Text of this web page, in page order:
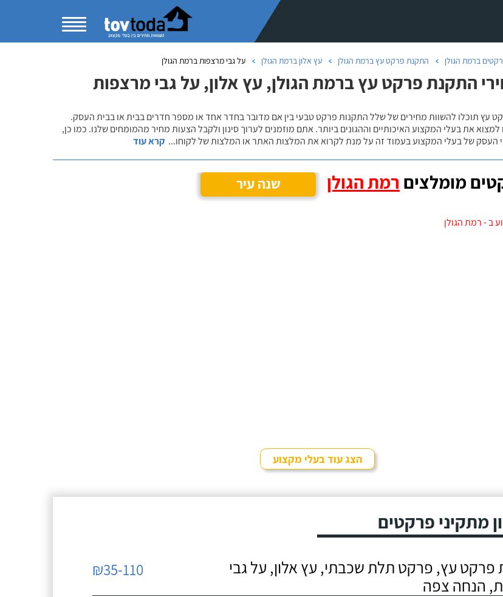
ברמת הגולן התקנת פרקט עץ ברמת הגולן עץ אלון ברמת הגולן על גבי מרצפות ברמת הגולן
התקנת פרקט עץ ברמת הגולן, עץ אלון, על גבי מרצפות
עץ תוכלו להשוות מחירים של שלל התקנות פרקט טבעי בין אם מדובר בחדר אחד או מספר חדרים בבית או בבית העסק.
את בעלי המקצוע האיכותיים וההגונים ביותר. אתם מוזמנים לערוך סינון ולקבל הצעות מחיר מהמומחים שלנו. כמו כן,
העסק של בעלי המקצוע בעמוד זה על מנת לקרוא את המלצות האתר או המלצות של לקוחו... קרא עוד
מומלצים רמת הגולן שנה עיר
ב - רמת הגולן
הצג עוד בעלי מקצוע
מתקיני פרקטים
פרקט עץ, פרקט תלת שכבתי, עץ אלון, על גבי
הנחה צפה
₪35-110